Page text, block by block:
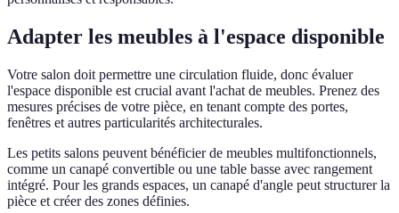
Adapter les meubles à l'espace disponible
Votre salon doit permettre une circulation fluide, donc évaluer
l'espace disponible est crucial avant l'achat de meubles. Prenez des
mesures précises de votre pièce, en tenant compte des portes,
fenêtres et autres particularités architecturales.
Les petits salons peuvent bénéficier de meubles multifonctionnels,
comme un canapé convertible ou une table basse avec rangement
intégré. Pour les grands espaces, un canapé d'angle peut structurer la
pièce et créer des zones définies.